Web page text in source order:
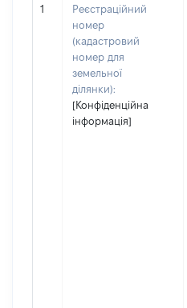
1
Реєстраційний
номер
(кадастровий
номер для
земельної
ділянки):
[Конфіденційна
інформація]